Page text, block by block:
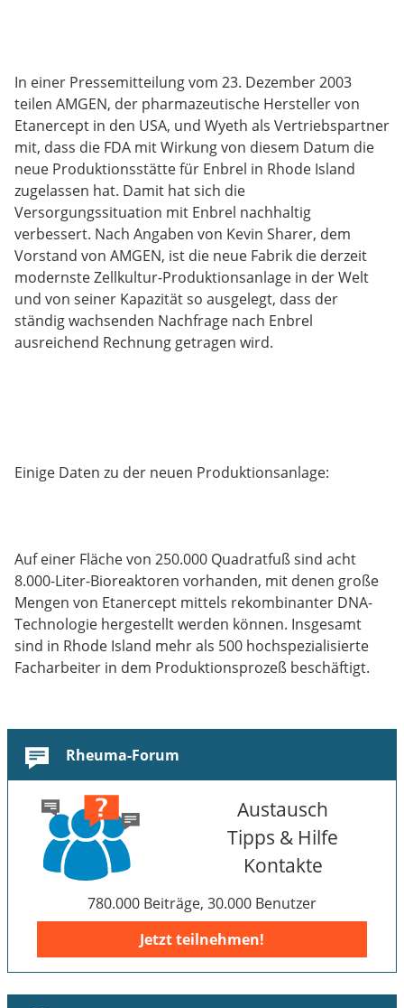
In einer Pressemitteilung vom 23. Dezember 2003
teilen AMGEN, der pharmazeutische Hersteller von
Etanercept in den USA, und Wyeth als Vertriebspartner
mit, dass die FDA mit Wirkung von diesem Datum die
neue Produktionsstätte für Enbrel in Rhode Island
zugelassen hat. Damit hat sich die
Versorgungssituation mit Enbrel nachhaltig
verbessert. Nach Angaben von Kevin Sharer, dem
Vorstand von AMGEN, ist die neue Fabrik die derzeit
modernste Zellkultur-Produktionsanlage in der Welt
und von seiner Kapazität so ausgelegt, dass der
ständig wachsenden Nachfrage nach Enbrel
ausreichend Rechnung getragen wird.
Einige Daten zu der neuen Produktionsanlage:
Auf einer Fläche von 250.000 Quadratfuß sind acht
8.000-Liter-Bioreaktoren vorhanden, mit denen große
Mengen von Etanercept mittels rekombinanter DNA-
Technologie hergestellt werden können. Insgesamt
sind in Rhode Island mehr als 500 hochspezialisierte
Facharbeiter in dem Produktionsprozeß beschäftigt.
Rheuma-Forum
Austausch
Tipps & Hilfe
Kontakte
780.000 Beiträge, 30.000 Benutzer
Jetzt teilnehmen!